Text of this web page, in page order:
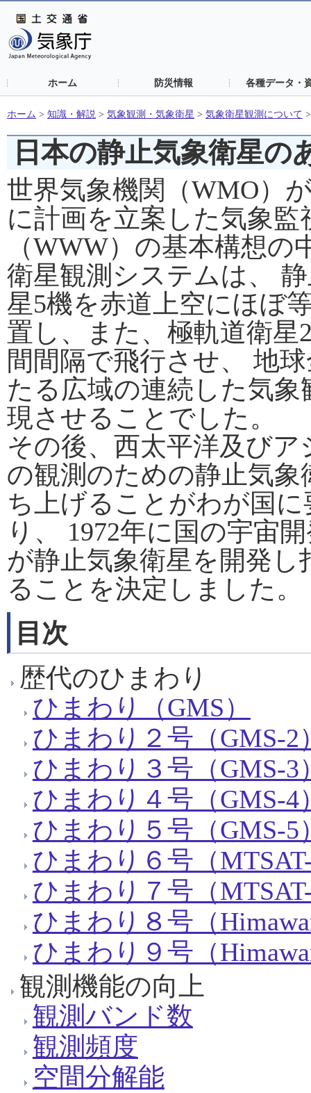
ホーム 防災情報 各種データ・
ホーム > 知識・解説 > 気象観測・気象衛星 > 気象衛星観測について
日本の静止気象衛星の
世界気象機関（WMO）
に計画を立案した気象監
（WWW）の基本構想の
衛星観測システムは、
星5機を赤道上空にほぼ
置し、また、極軌道衛星
間間隔で飛行させ、 地
たる広域の連続した気象
現させることでした。
その後、西太平洋及びア
の観測のための静止気象
ち上げることがわが国に
り、 1972年に国の宇宙
が静止気象衛星を開発し
ることを決定しました。
目次
歴代のひまわり
ひまわり（GMS）
ひまわり２号（GMS-2
ひまわり３号（GMS-3
ひまわり４号（GMS-4
ひまわり５号（GMS-5
ひまわり６号（
ひまわり７号（
ひまわり８号（
ひまわり９号（
観測機能の向上
観測バンド数
観測頻度
空間分解能